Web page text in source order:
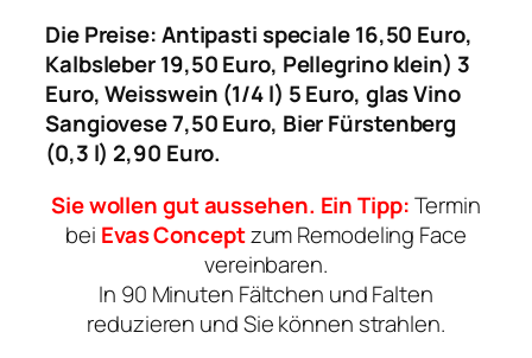
Die Preise: Antipasti speciale 16,50 Euro,
Kalbsleber 19,50 Euro, Pellegrino klein) 3
Euro, Weisswein (1/4 l) 5 Euro, glas Vino
Sangiovese 7,50 Euro, Bier Fürstenberg
(0,3 l) 2,90 Euro.
Sie wollen gut aussehen. Ein Tipp:Termin
bei Evas Conceptzum Remodeling Face
vereinbaren.
In 90 Minuten Fältchen und Falten
reduzieren und Sie können strahlen.